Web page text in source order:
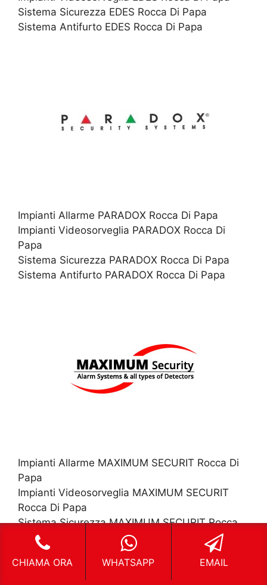
Sistema Sicurezza EDES Rocca Di Papa
Sistema Antifurto EDES Rocca Di Papa
Impianti Allarme PARADOX Rocca Di Papa
Impianti Videosorveglia PARADOX Rocca Di
Papa
Sistema Sicurezza PARADOX Rocca Di Papa
Sistema Antifurto PARADOX Rocca Di Papa
Impianti Allarme MAXIMUM SECURIT Rocca Di
Papa
Impianti Videosorveglia MAXIMUM SECURIT
Rocca Di Papa
Sistema Sicurezza MAXIMUM SECURIT Rocca
Di Papa
Sistema Antifurto MAXIMUM SECURIT Rocca Di
Papa
CHIAMA ORA WHATSAPP EMAIL